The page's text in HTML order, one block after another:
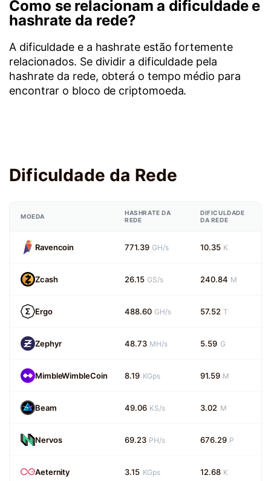
Como se relacionam a dificuldade e
hashrate da rede?
A dificuldade e a hashrate estão fortemente
relacionados. Se dividir a dificuldade pela
hashrate da rede, obterá o tempo médio para
encontrar o bloco de criptomoeda.
Dificuldade da Rede
MOEDA
HASHRATE DA
REDE
DIFICULDADE
DA REDE
Ravencoin 771.39 GH/s 10.35 K
Zcash 26.15 GS/s 240.84 M
Ergo 488.60 GH/s 57.52 T
Zephyr 48.73 MH/s 5.59 G
MimbleWimbleCoin 8.19 KGps 91.59 M
Beam 49.06 KS/s 3.02 M
Nervos 69.23 PH/s 676.29 P
Aeternity 3.15 KGps 12.68 K